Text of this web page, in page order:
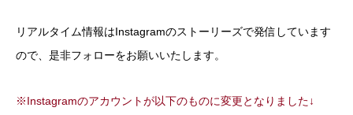
リアルタイム情報はInstagramのストーリーズで発信しています
ので、是非フォローをお願いいたします。
※Instagramのアカウントが以下のものに変更となりました↓